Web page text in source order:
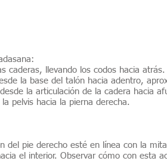
caderas, llevando los codos hacia atrás.
la base del talón hacia adentro,
la articulación de la cadera hacia
pelvis hacia la pierna derecha.
del pie derecho esté en línea con la
el interior. Observar cómo con esta